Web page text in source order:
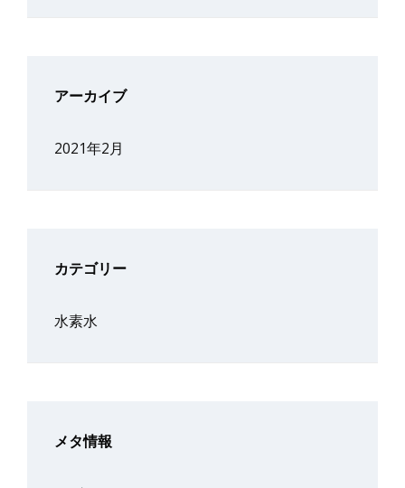
アーカイブ
2021年2月
カテゴリー
水素水
メタ情報